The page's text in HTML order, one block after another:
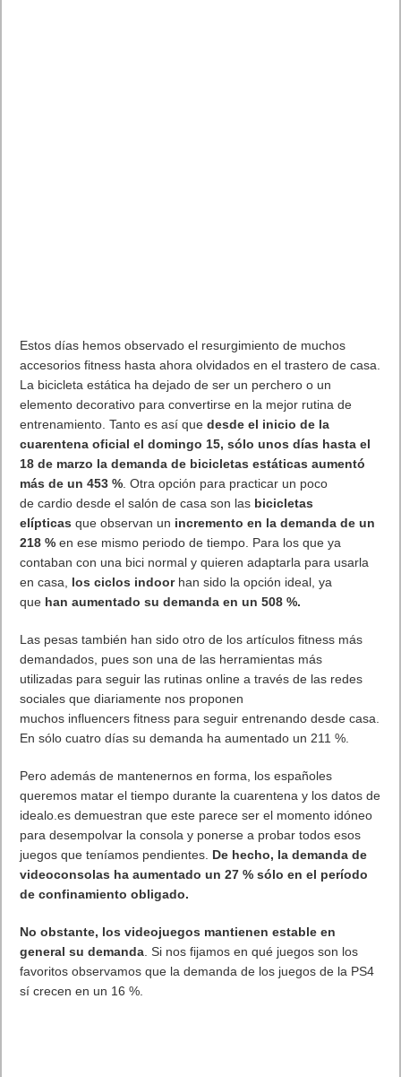
Estos días hemos observado el resurgimiento de muchos
accesorios fitness hasta ahora olvidados en el trastero de casa.
La bicicleta estática ha dejado de ser un perchero o un
elemento decorativo para convertirse en la mejor rutina de
entrenamiento. Tanto es así quedesde el inicio de la
cuarentena oficial el domingo 15, sólo unos días hasta el
18 de marzo la demanda de bicicletas estáticas aumentó
más de un 453 %. Otra opción para practicar un poco
decardio desde el salón de casa son las bicicletas
elípticas que observan un incremento en la demanda de un
218 % en ese mismo periodo de tiempo. Para los que ya
contaban con una bici normal y quieren adaptarla para usarla
en casa, los ciclos indoorhan sido la opción ideal, ya
que han aumentado su demanda en un 508 %.
Las pesas también han sido otro de los artículos fitness más
demandados, pues son una de las herramientas más
utilizadas para seguir las rutinas online a través de las redes
sociales que diariamente nos proponen
muchos influencers fitness para seguir entrenando desde casa.
En sólo cuatro días su demanda ha aumentado un 211 %.
Pero además de mantenernos en forma, los españoles
queremos matar el tiempo durante la cuarentena y los datos de
idealo.es demuestran que este parece ser el momento idóneo
para desempolvar la consola y ponerse a probar todos esos
juegos que teníamos pendientes. De hecho, la demanda de
videoconsolas ha aumentado un 27 % sólo en el período
de confinamiento obligado.
No obstante, los videojuegos mantienen estable en
general su demanda. Si nos fijamos en qué juegos son los
favoritos observamos que la demanda de los juegos de la PS4
sí crecen en un 16 %.